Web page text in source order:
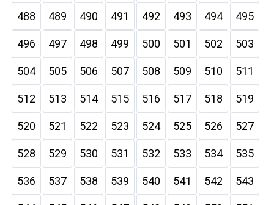
488 489 490 491 492 493 494 495
496 497 498 499 500 501 502 503
504 505 506 507 508 509 510 511
512 513 514 515 516 517 518 519
520 521 522 523 524 525 526 527
528 529 530 531 532 533 534 535
536 537 538 539 540 541 542 543